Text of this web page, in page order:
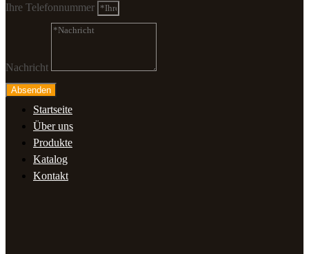
Ihre Telefonnummer
Nachricht
Absenden
Startseite
Über uns
Produkte
Katalog
Kontakt